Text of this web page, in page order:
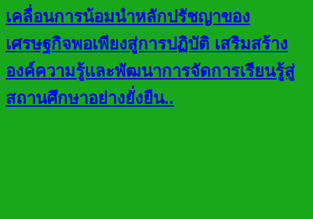
เคลื่อนการน้อมนำหลักปรัชญาของ
เศรษฐกิจพอเพียงสู่การปฏิบัติ เสริมสร้าง
องค์ความรู้และพัฒนาการจัดการเรียนรู้สู่
สถานศึกษาอย่างยั่งยืน..